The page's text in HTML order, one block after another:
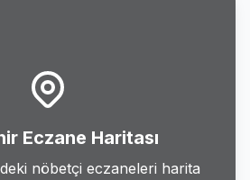
Eczane Haritası
nöbetçi eczaneleri harita